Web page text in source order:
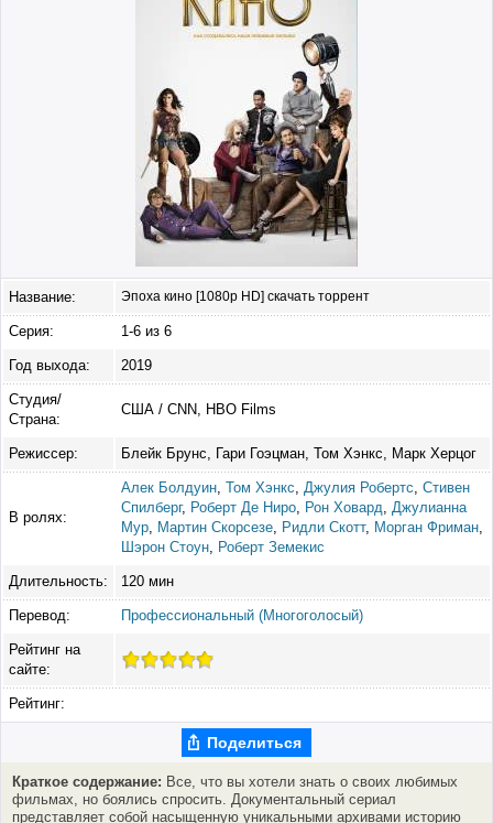
Название: Эпоха кино [1080p HD] скачать торрент
Серия: 1-6 из 6
Год выхода: 2019
Студия/
Страна:
США / CNN, HBO Films
Режиссер: Блейк Брунс, Гари Гоэцман, Том Хэнкс, Марк Херцог
В ролях:
Алек Болдуин Том Хэнкс Джулия Робертс Стивен
Спилберг, Роберт Де Ниро Рон Ховард
Джулианна
Мур
Мартин Скорсезе Ридли Скотт, Морган Фриман
Шэрон Стоун
Роберт Земекис
Длительность: 120 мин
Перевод: Профессиональный (Многоголосый)
Рейтинг на
сайте:
Рейтинг:
Поделиться
Краткое содержание: Все, что вы хотели знать о своих любимых
фильмах, но боялись спросить. Документальный сериал
представляет собой насыщенную уникальными архивами историю